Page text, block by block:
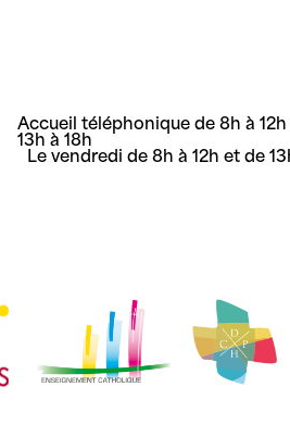
Accueil téléphonique de 8h à
13h à 18h
Le vendredi de 8h à 12h et de